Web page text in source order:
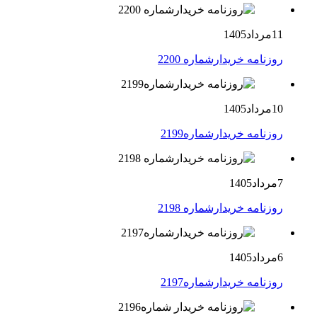
11مرداد1405
روزنامه خریدارشماره 2200
10مرداد1405
روزنامه خریدارشماره2199
7مرداد1405
روزنامه خریدارشماره 2198
6مرداد1405
روزنامه خریدارشماره2197